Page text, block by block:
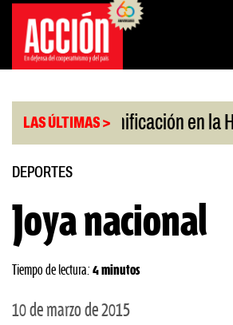
Saltar
contenido
LAS ÚLTIMAS >
| Bonificación en la Hidrovía
DEPORTES
Joya nacional
Tiempo de lectura: 4 minutos
10 de marzo de 2015